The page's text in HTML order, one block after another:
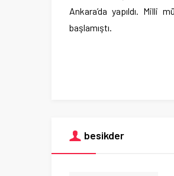
Ankara’da yapıldı.
başlamıştı.
besikder